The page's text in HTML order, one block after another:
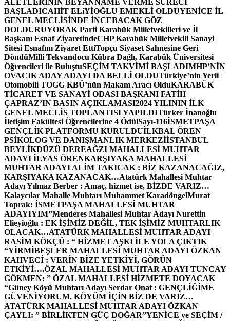
BAŞLADICAHİT ELiYİOĞLU EMEKLİ OLDUYENİCE İL
GENEL MECLİSİNDE İNCEBACAK GÖZ
DOLDURUYORAK Parti Karabük Milletvekilleri ve İl
Başkanı Esnaf ZiyaretindeCHP Karabük Milletvekili Sanayi
Sitesi Esnafını Ziyaret EttiTopçu Siyaset Sahnesine Geri
DöndüMilli Tekvandocu Kübra Dağlı, Karabük Üniversitesi
Öğrencileri ile BuluştuSEÇİM TAKVİMİ BAŞLADIMHP’NİN
OVACIK ADAY ADAYI DA BELLİ OLDUTürkiye’nin Yerli
Otomobili TOGG KBÜ’nün Makam Aracı OlduKARABÜK
TİCARET VE SANAYİ ODASI BAŞKANI FATİH
ÇAPRAZ’IN BASIN AÇIKLAMASI2024 YILININ İLK
GENEL MECLİS TOPLANTISI YAPILDITürker İnanoğlu
İletişim Fakültesi Öğrencilerine 4 ÖdülSayı-116İSMETPAŞA
GENÇLİK PLATFORMU KURULDUİLKBAL ÖREN
PSİKOLOG VE DANIŞMANLIK MERKEZİİSTANBUL
BEYLİKDÜZÜ DEREAĞZI MAHALLESİ MUHTAR
ADAYI İLYAS ÖRENKARŞIYAKA MAHALLESİ
MUHTAR ADAYI ALİM TAKICAK : BİZ KAZANACAĞIZ,
KARŞIYAKA KAZANACAK…Atatürk Mahallesi Muhtar
Adayı Yılmaz Berber : Amaç, hizmet ise, BİZDE VARIZ…
Kalaycılar Mahalle Muhtarı Muhammet KaradöngelMurat
Toprak: İSMETPAŞA MAHALLESİ MUHTAR
ADAYIYIM”Menderes Mahallesi Muhtar Adayı Nurettin
Elieyioğlu : EK İŞİMİZ DEĞİL, TEK İŞİMİZ MUHTARLIK
OLACAK…ATATÜRK MAHALLESİ MUHTAR ADAYI
RASİM KÖKÇÜ : “ HİZMET AŞKI İLE YOLA ÇIKTIK
“YİRMİBEŞLER MAHALLESİ MUHTAR ADAYI ÖZKAN
KAHVECİ : VERİN BİZE YETKİYİ, GÖRÜN
ETKİYİ….ÖZAL MAHALLESİ MUHTAR ADAYI TUNCAY
GÖKMEN: ” ÖZAL MAHALLESİ HİZMETE DOYACAK
“Güney Köyü Muhtarı Adayı Serdar Onat : GENÇLİĞİME
GÜVENİYORUM. KÖYÜM İÇİN BİZ DE VARIZ…
ATATÜRK MAHALLESİ MUHTAR ADAYI ÖZKAN
ÇAYLI: ” BİRLİKTEN GÜÇ DOĞAR”YENİCE ve SEÇİM /